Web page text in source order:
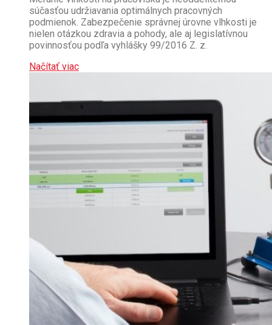
súčasťou udržiavania optimálnych pracovných
podmienok. Zabezpečenie správnej úrovne vlhkosti je
nielen otázkou zdravia a pohody, ale aj legislatívnou
povinnosťou podľa vyhlášky 99/2016 Z. z.
Načítať viac